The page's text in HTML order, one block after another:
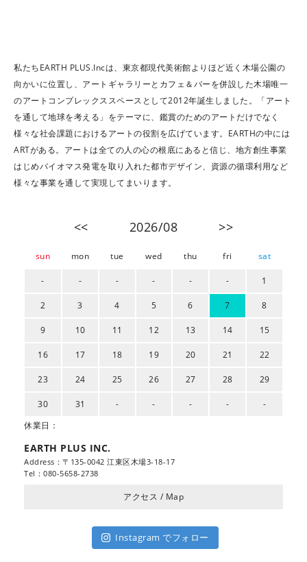
私たちEARTH PLUS.Incは、東京都現代美術館よりほど近く木場公園の
向かいに位置し、アートギャラリーとカフェ＆バーを併設した木場唯一
のアートコンプレックススペースとして2012年誕生しました。「アート
を通して地球を考える」をテーマに、鑑賞のためのアートだけでなく
様々な社会課題におけるアートの役割を広げています。EARTHの中には
ARTがある。アートは全ての人の心の根底にあると信じ、地方創生事業
はじめバイオマス発電を取り入れた都市デザイン、資源の循環利用など
様々な事業を通して実現してまいります。
<< 2026/08 >>
sun mon tue wed thu fri sat
- - - - - - 1
2 3 4 5 6 7 8
9 10 11 12 13 14 15
16 17 18 19 20 21 22
23 24 25 26 27 28 29
30 31 - - - -
-
休業日：
EARTH PLUS INC.
Address：〒135-0042 江東区木場3-18-17
Tel：080-5658-2738
アクセス / Map
Instagram でフォロー